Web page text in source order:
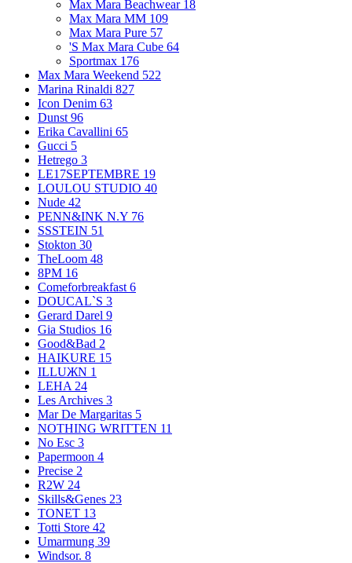
Max Mara Beachwear 18
Max Mara MM 109
Max Mara Pure 57
'S Max Mara Cube 64
Sportmax 176
Max Mara Weekend 522
Marina Rinaldi 827
Icon Denim 63
Dunst 96
Erika Cavallini 65
Gucci 5
Hetrego 3
LE17SEPTEMBRE 19
LOULOU STUDIO 40
Nude 42
PENN&INK N.Y 76
SSSTEIN 51
Stokton 30
TheLoom 48
8PM 16
Comeforbreakfast 6
DOUCAL`S 3
Gerard Darel 9
Gia Studios 16
Good&Bad 2
HAIKURE 15
ILLUЖN 1
LEHA 24
Les Archives 3
Mar De Margaritas 5
NOTHING WRITTEN 11
No Esc 3
Papermoon 4
Precise 2
R2W 24
Skills&Genes 23
TONET 13
Totti Store 42
Umarmung 39
Windsor. 8